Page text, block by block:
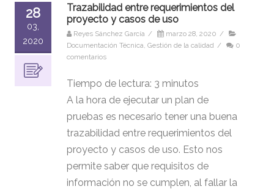
28
03,
2020
Trazabilidad entre requerimientos del
proyecto y casos de uso
Reyes Sánchez García / marzo 28, 2020 /
Documentación Técnica Gestión de la calidad /
0
comentarios
Tiempo de lectura: 3 minutos
A la hora de ejecutar un plan de
pruebas es necesario tener una buena
trazabilidad entre requerimientos del
proyecto y casos de uso. Esto nos
permite saber que requisitos de
información no se cumplen, al fallar la